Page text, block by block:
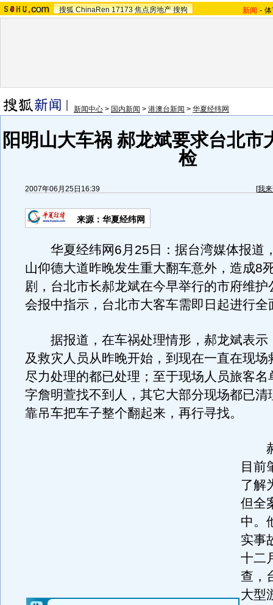
搜狐 ChinaRen 17173 焦点房地产 搜狗 新闻 -
新闻中心 > 国内新闻 > 港澳台新闻 > 华夏经纬网
阳明山大车祸 郝龙斌要求台北市
检
2007年06月25日16:39 [我
来源：华夏经纬网
华夏经纬网6月25日：据台湾媒体报道
山仰德大道昨晚发生重大翻车意外，造成8
剧，台北市长郝龙斌在今早举行的市府维护
会报中指示，台北市大客车需即日起进行全
据报道，在车祸处理情形，郝龙斌表示
及救灾人员从昨晚开始，到现在一直在现场
尽力处理的都已处理；至于现场人员旅客名
字詹明萱找不到人，其它大部分现场都已清
靠吊车把车子整个翻起来，再行寻找。
郝
目前
了解
但全
中。
实事
十二
查，
大型